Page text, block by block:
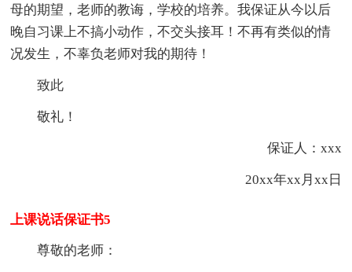
母的期望，老师的教诲，学校的培养。我保证从今以后
晚自习课上不搞小动作，不交头接耳！不再有类似的情
况发生，不辜负老师对我的期待！
致此
敬礼！
保证人：xxx
20xx年xx月xx日
上课说话保证书5
尊敬的老师：